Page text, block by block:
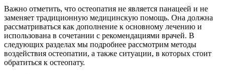
Важно отметить, что остеопатия не является панацеей и не
заменяет традиционную медицинскую помощь. Она должна
рассматриваться как дополнение к основному лечению и
использована в сочетании с рекомендациями врачей. В
следующих разделах мы подробнее рассмотрим методы
воздействия остеопатии, а также ситуации, в которых стоит
обратиться к остеопату.